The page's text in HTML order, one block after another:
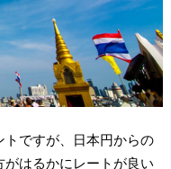
ですが、日本円からの
はるかにレートが良い